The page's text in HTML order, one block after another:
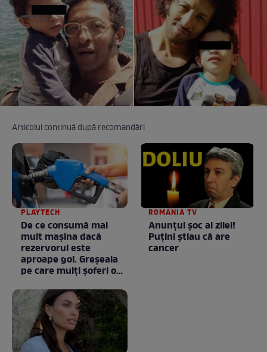
Articolul continuă după recomandări
PLAYTECH
De ce consumă mai
mult mașina dacă
rezervorul este
aproape gol. Greșeala
pe care mulți șoferi o
ROMANIA TV
Anunţul şoc al zilei!
Puţini ştiau că are
cancer